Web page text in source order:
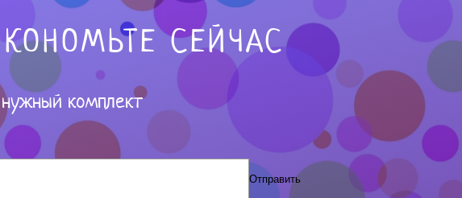
СЕЙЧАС
комплект
Отправить